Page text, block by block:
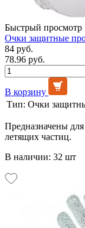
Быстрый просмотр
Очки защитные
84 руб.
78.96 руб.
В корзину
Тип: Очки
Предназначены
летящих частиц.
В наличии: 32 шт